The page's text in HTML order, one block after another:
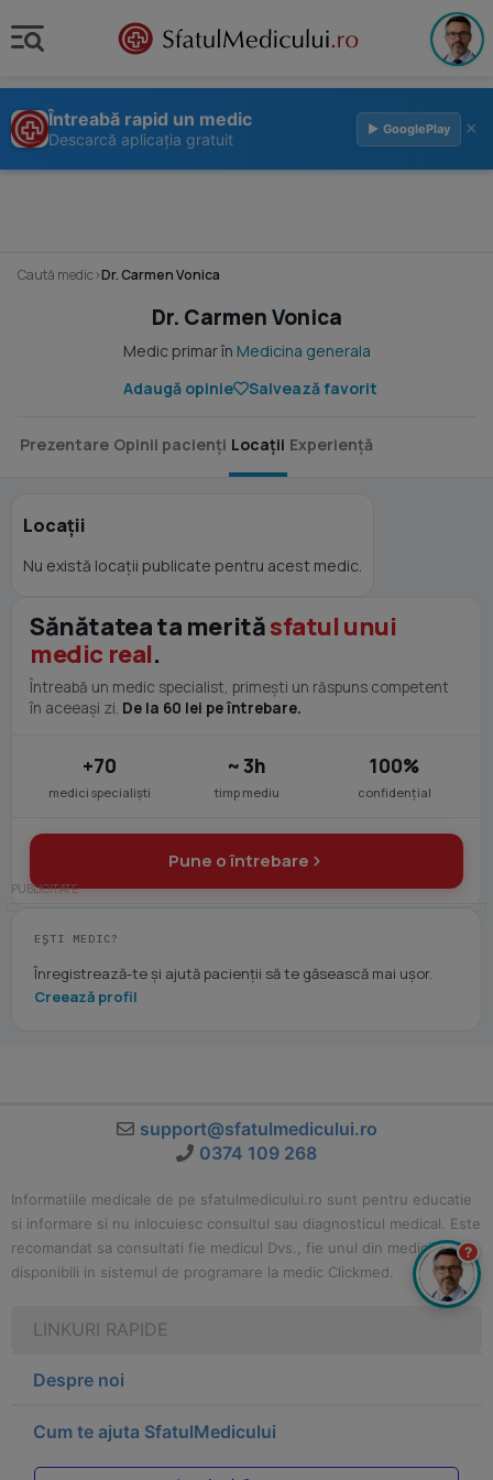
Întreabă rapid un medic
Descarcă aplicația gratuit
▶ GooglePlay ×
Caută medic›Dr. Carmen Vonica
Dr. Carmen Vonica
Medic primar în Medicina generala
Adaugă opinie
Salvează favorit
Prezentare Opinii pacienți Locații Experiență
Locații
Nu există locații publicate pentru acest medic.
Sănătatea ta merităsfatul unui
medic real.
Întreabă un medic specialist, primești un răspuns competent
în aceeași zi. De la 60 lei pe întrebare.
+70
medici specialiști
~ 3h
timp mediu
100%
confidențial
Pune o întrebare
EȘTI MEDIC?
Înregistrează-te și ajută pacienții să te găsească mai ușor.
Creează profil
support@sfatulmedicului.ro
0374 109 268
Informatiile medicale de pe sfatulmedicului.ro sunt pentru educatie
si informare si nu inlocuiesc consultul sau diagnosticul medical. Este
recomandat sa consultati fie medicul Dvs., fie unul din medicii
disponibili in sistemul de programare la medic Clickmed.
LINKURI RAPIDE
Despre noi
Cum te ajuta SfatulMedicului
?